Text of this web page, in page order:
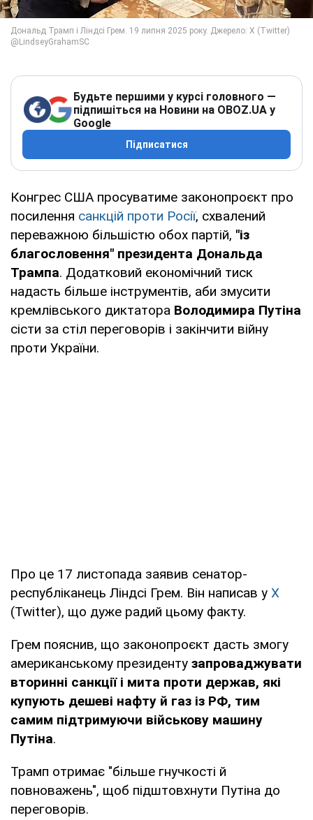
Будьте першими у курсі головного —
підпишіться на Новини на OBOZ.UA у
Google
Підписатися
Конгрес США просуватиме законопроєкт про
посилення санкцій проти Росії, схвалений
переважною більшістю обох партій, "із
благословення" президента Дональда
Трампа. Додатковий економічний тиск
надасть більше інструментів, аби змусити
кремлівського диктатора Володимира Путіна
сісти за стіл переговорів і закінчити війну
проти України.
Про це 17 листопада заявив сенатор-
республіканець Ліндсі Грем. Він написав у X
(Twitter), що дуже радий цьому факту.
Грем пояснив, що законопроєкт дасть змогу
американському президенту запроваджувати
вторинні санкції і мита проти держав, які
купують дешеві нафту й газ із РФ, тим
самим підтримуючи військову машину
Путіна.
Трамп отримає "більше гнучкості й
повноважень", щоб підштовхнути Путіна до
переговорів.